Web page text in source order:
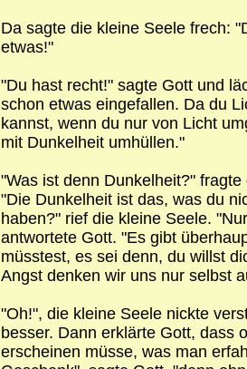
Da sagte die kleine Seele frech:
etwas!"
"Du hast recht!" sagte Gott und
schon etwas eingefallen. Da du
kannst, wenn du nur von Licht
mit Dunkelheit umhüllen."
"Was ist denn Dunkelheit?"
"Die Dunkelheit ist das, was du
haben?" rief die kleine Seele.
antwortete Gott. "Es gibt
müsstest, es sei denn, du willst
Angst denken wir uns nur selbst
"Oh!", die kleine Seele nickte
besser. Dann erklärte Gott, dass
erscheinen müsse, was man